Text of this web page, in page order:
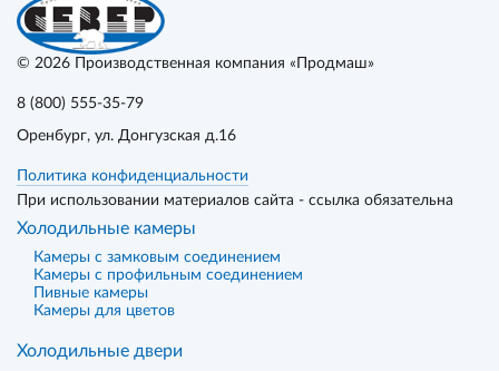
© 2026 Производственная компания «Продмаш»
8 (800) 555-35-79
Оренбург, ул. Донгузская д.16
Политика конфиденциальности
При использовании материалов сайта - ссылка обязательна
Холодильные камеры
Камеры с замковым соединением
Камеры с профильным соединением
Пивные камеры
Камеры для цветов
Холодильные двери